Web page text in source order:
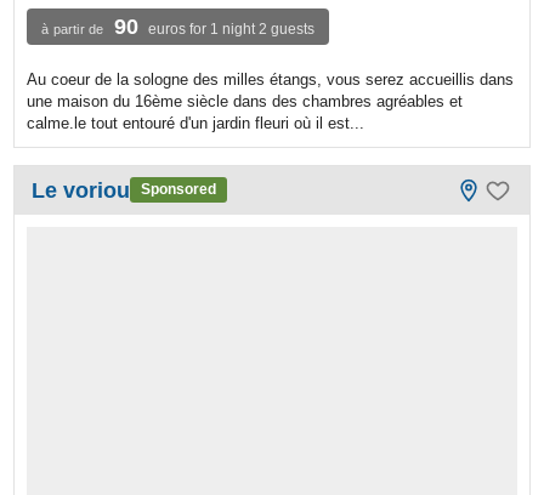
à partir de 90 euros for 1 night 2 guests
Au coeur de la sologne des milles étangs, vous serez accueillis dans
une maison du 16ème siècle dans des chambres agréables et
calme.le tout entouré d'un jardin fleuri où il est...
Le voriou Sponsored